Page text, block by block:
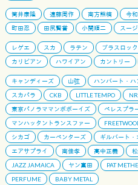
筒井康隆 遠藤周作 南方熊楠 今
町田忍
田尻賢誉 小関順二 スー
レゲエ スカ ラテン ブラスロック
カリビアン
ハワイアン カントリー
キャンディーズ 山弦 ハンバート・ハ
スカパラ
CKB LITTLE TEMPO
東京パノラママンボボーイズ
ペレスプラ
マンハッタントランスファー
シカゴ
カーペンターズ ギルバート・
エアサプライ
南佳孝 高中正義
JAZZ JAMAICA
ヤン富田 PAT
PERFUME
BABY METAL